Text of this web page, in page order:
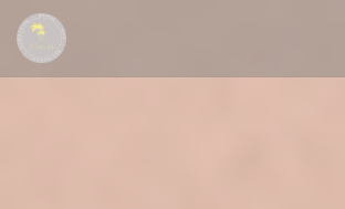
Cookie管理面板